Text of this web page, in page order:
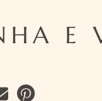
E